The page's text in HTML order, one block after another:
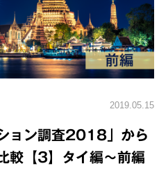
2019.05.15
ョン調査2018」から
較【3】タイ編～前編